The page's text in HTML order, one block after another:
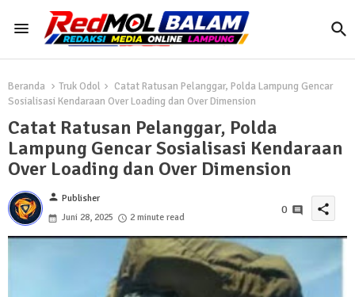
Beranda Truk Odol
Catat Ratusan Pelanggar, Polda Lampung Gencar
Sosialisasi Kendaraan Over Loading dan Over Dimension
Catat Ratusan Pelanggar, Polda
Lampung Gencar Sosialisasi Kendaraan
Over Loading dan Over Dimension
person Publisher
Juni 28, 2025
2 minute read
0 share